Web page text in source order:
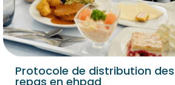
Protocole de distribution des
repas en ehpad